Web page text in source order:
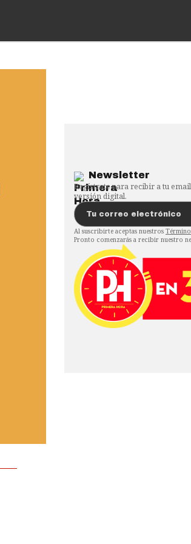
Newsletter
Regístrate para recibir a tu
versión digital.
Al suscribirte aceptas nuestros
Pronto comenzarás a recibir nuestro